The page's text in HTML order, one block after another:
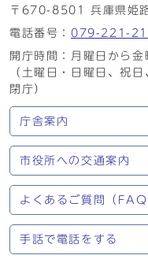
〒670-8501 兵庫県姫
電話番号： 079-221-
開庁時間：月曜日から
（土曜日・日曜日、祝
閉庁）
庁舎案内
市役所への交通案内
よくあるご質問（FAQ
手話で電話をする